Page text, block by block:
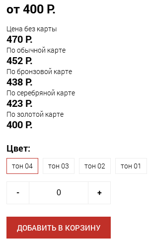
от 400 Р.
Цена без карты
470 Р.
По обычной карте
452 Р.
По бронзовой карте
438 Р.
По серебряной карте
423 Р.
По золотой карте
400 Р.
Цвет:
тон 04 тон 03 тон 02 тон 01
- +
ДОБАВИТЬ В КОРЗИНУ